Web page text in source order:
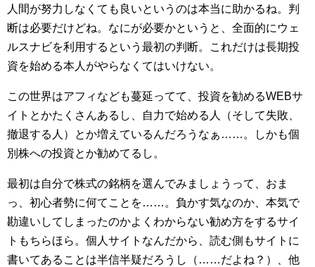
人間が努力しなくても良いというのは本当に助かるね。判
断は必要だけどね。なにが必要かというと、全面的にウェ
ルスナビを利用するという最初の判断。これだけは長期投
資を始める本人がやらなくてはいけない。
この世界はアフィなども蔓延ってて、投資を勧めるWEBサ
イトとかたくさんあるし、自力で始める人（そして失敗、
撤退する人）とか増えているんだろうなぁ……。しかも個
別株への投資とか勧めてるし。
最初は自分で株式の銘柄を選んでみましょうって、おま
っ、初心者勢に何てことを……。負かす気なのか、本気で
勘違いしてしまったのかよくわからない勧め方をするサイ
トもちらほら。個人サイトなんだから、読む側もサイトに
書いてあることは半信半疑だろうし（……だよね？）、他